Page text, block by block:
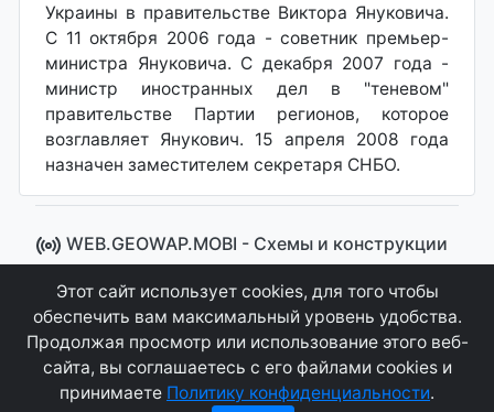
Украины в правительстве Виктора Януковича.
С 11 октября 2006 года - советник премьер-
министра Януковича. С декабря 2007 года -
министр иностранных дел в "теневом"
правительстве Партии регионов, которое
возглавляет Янукович. 15 апреля 2008 года
назначен заместителем секретаря СНБО.
WEB.GEOWAP.MOBI - Cхемы и конструкции
© 2008 - 2021
Сайт управляется системой "MKateCMS" от Ray
Icemont.
Соглашение Конфиденциальность
Этот сайт использует cookies, для того чтобы
обеспечить вам максимальный уровень удобства.
Продолжая просмотр или использование этого веб-
сайта, вы соглашаетесь с его файлами cookies и
принимаете Политику конфиденциальности.